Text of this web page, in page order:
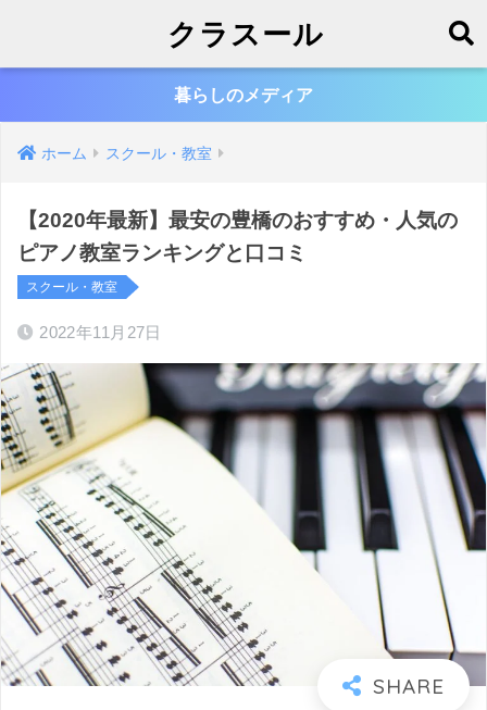
クラスール
暮らしのメディア
ホーム スクール・教室
【2020年最新】最安の豊橋のおすすめ・人気の
ピアノ教室ランキングと口コミ
スクール・教室
2022年11月27日